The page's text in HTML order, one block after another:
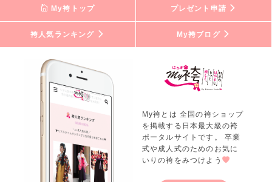
My袴トップ プレゼント申請
袴人気ランキング My袴ブログ
My袴とは 全国の袴ショップ
を掲載する日本最大級の袴
ポータルサイトです。 卒業
式や成人式のためのお気に
いりの袴をみつけよう